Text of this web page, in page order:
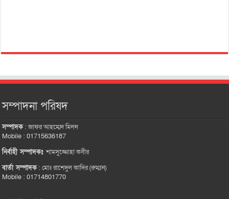
সম্পাদনা পরিষদ
সম্পাদক:জাফর আহম্মেদ মিলন
Mobile : 01715636187
নির্বাহী সম্পাদকঃশামসুজ্জোহা কবীর
বার্তা সম্পাদক:মোঃ রাশেদুল কাদির (রুম্মান)
Mobile : 01714801770